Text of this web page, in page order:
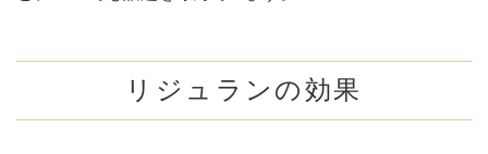
リジュランの効果